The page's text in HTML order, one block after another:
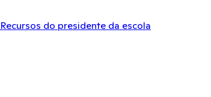
Recursos do presidente da escola